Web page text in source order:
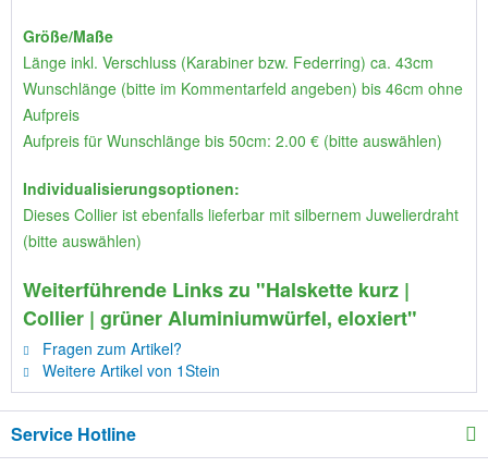
Größe/Maße
Länge inkl. Verschluss (Karabiner bzw. Federring) ca. 43cm
Wunschlänge (bitte im Kommentarfeld angeben) bis 46cm ohne
Aufpreis
Aufpreis für Wunschlänge bis 50cm: 2.00 € (bitte auswählen)
Individualisierungsoptionen:
Dieses Collier ist ebenfalls lieferbar mit silbernem Juwelierdraht
(bitte auswählen)
Weiterführende Links zu "Halskette kurz |
Collier | grüner Aluminiumwürfel, eloxiert"
Fragen zum Artikel?
Weitere Artikel von 1Stein
Service Hotline